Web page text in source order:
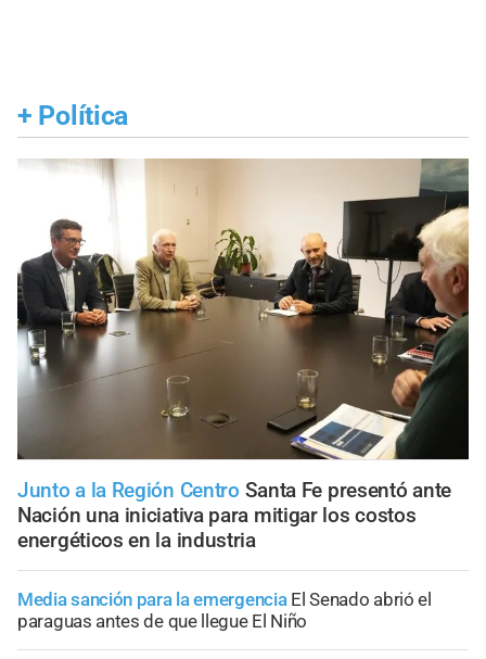
+ Política
Junto a la Región Centro Santa Fe presentó ante
Nación una iniciativa para mitigar los costos
energéticos en la industria
Media sanción para la emergencia El Senado abrió el
paraguas antes de que llegue El Niño